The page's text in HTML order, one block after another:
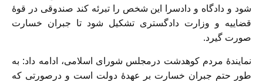
شود و دادگاه و دادسرا این شخص را تبرئه کند صندوقی در قوهٔ
قضاییه و وزارت دادگستری تشکیل شود تا جبران خسارت
صورت گیرد.
نمایندهٔ مردم کوهدشت درمجلس شورای اسلامی، ادامه داد: به
طور حتم جبران خسارت بر عهدهٔ دولت است و درصورتی که